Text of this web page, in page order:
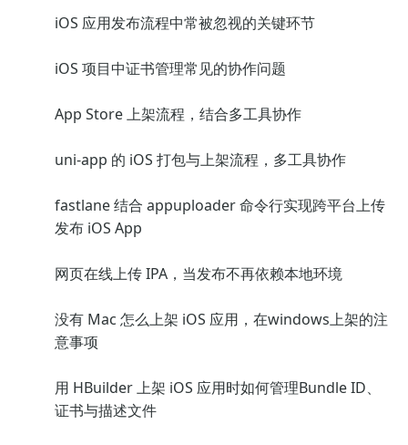
iOS 应用发布流程中常被忽视的关键环节
iOS 项目中证书管理常见的协作问题
App Store 上架流程，结合多工具协作
uni-app 的 iOS 打包与上架流程，多工具协作
fastlane 结合 appuploader 命令行实现跨平台上传
发布 iOS App
网页在线上传 IPA，当发布不再依赖本地环境
没有 Mac 怎么上架 iOS 应用，在windows上架的注
意事项
用 HBuilder 上架 iOS 应用时如何管理Bundle ID、
证书与描述文件